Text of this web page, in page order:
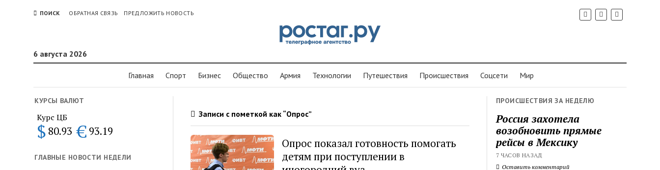
ПОИСК ОБРАТНАЯ СВЯЗЬ ПРЕДЛОЖИТЬ НОВОСТЬ
6 августа 2026
Главная Спорт Бизнес Общество Армия Технологии Путешествия Проиcшествия Соцсети Мир
КУРСЫ ВАЛЮТ
Курс ЦБ
$ 80.93 € 93.19
ГЛАВНЫЕ НОВОСТИ НЕДЕЛИ
Записи с пометкой как “Опрос”
Опрос показал готовность помогать
детям при поступлении в
ПРОИСШЕСТВИЯ ЗА НЕДЕЛЮ
Россия захотела
возобновить прямые
рейсы в Мексику
7 ЧАСОВ НАЗАД
Оставить комментарий